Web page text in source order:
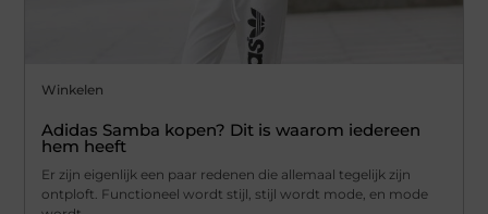
Winkelen
Adidas Samba kopen? Dit is waarom iedereen
hem heeft
Er zijn eigenlijk een paar redenen die allemaal tegelijk zijn
ontploft. Functioneel wordt stijl, stijl wordt mode, en mode